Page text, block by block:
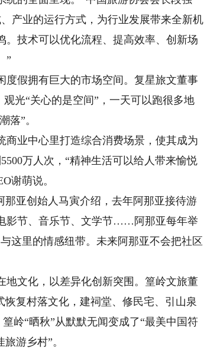
产业的运行方式，为行业发展带来全新机
技术可以优化流程、提高效率、创新场
”
假拥有巨大的市场空间。复星旅文董事
光“关心的是空间”，一天可以跑很多地
落”。
业中心里打造综合消费场景，使其成为
万人次，“精神生活可以给人带来愉悦
谢萌说。
亚创始人马寅介绍，去年阿那亚接待游
影节、音乐节、文学节……阿那亚每年举
这里的情感纽带。未来阿那亚不会把社区
文化，以差异化创新突围。篁岭文旅董
复村落文化，建祠堂、修民宅、引山泉
岭“晒秋”从默默无闻变成了“最美中国符
游乡村”。